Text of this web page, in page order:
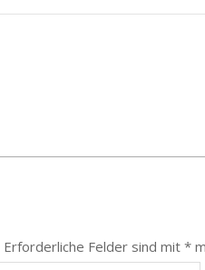
Erforderliche Felder sind mit *